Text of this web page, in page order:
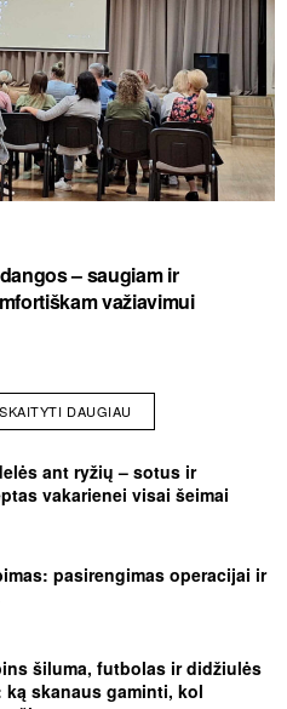
– saugiam ir
važiavimui
SKAITYTI DAUGIAU
ant ryžių – sotus ir
vakarienei visai šeimai
pasirengimas operacijai ir
šiluma, futbolas ir didžiulės
ką skanaus gaminti, kol